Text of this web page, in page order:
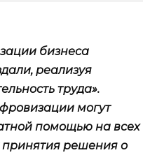
бизнеса
реализуя
труда».
могут
помощью на всех
принятия решения о